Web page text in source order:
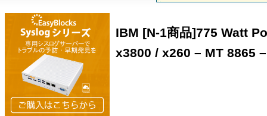
IBM [N-1商品]775 Watt
x3800 / x260 – MT 8865